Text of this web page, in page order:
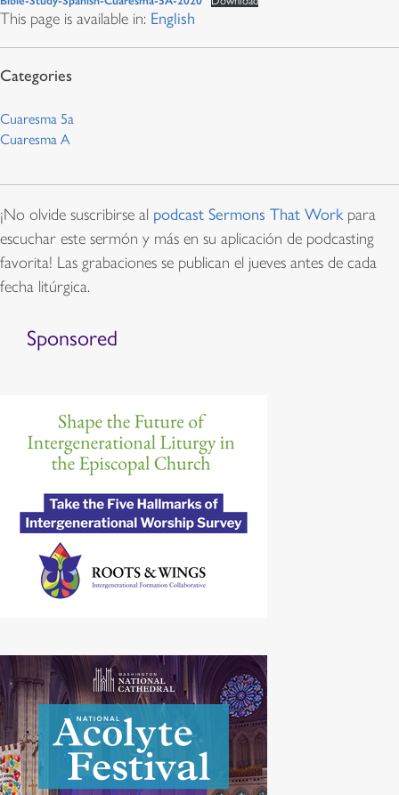
This page is available in: English
Cuaresma 5a
Cuaresma A
¡No olvide suscribirse al podcast Sermons That Workpara
escuchar este sermón y más en su aplicación de podcasting
favorita! Las grabaciones se publican el jueves antes de cada
fecha litúrgica.
Sponsored